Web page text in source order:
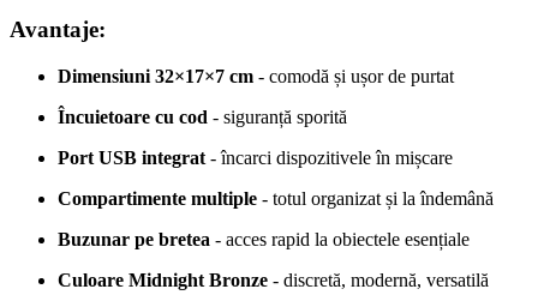
Avantaje:
Dimensiuni 32×17×7 cm - comodă și ușor de purtat
Încuietoare cu cod - siguranță sporită
Port USB integrat - încarci dispozitivele în mișcare
Compartimente multiple - totul organizat și la îndemână
Buzunar pe bretea - acces rapid la obiectele esențiale
Culoare Midnight Bronze - discretă, modernă, versatilă